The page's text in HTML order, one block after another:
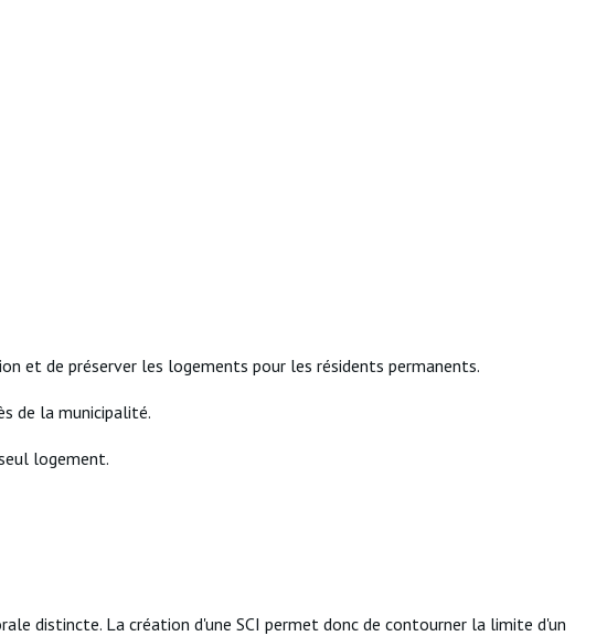
et de préserver les logements pour les résidents permanents.
de la municipalité.
logement.
distincte. La création d'une SCI permet donc de contourner la limite d'un